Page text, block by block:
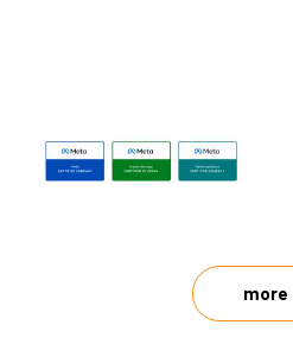
more